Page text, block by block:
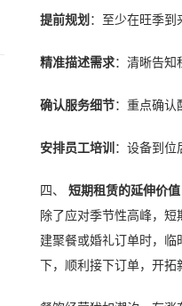
提前规划：至少在旺季
精准描述需求：清晰告知
确认服务细节：重点确认
安排员工培训：设备到位
四、 短期租赁的延伸价
除了应对季节性高峰，
建聚餐或婚礼订单时，临
下，顺利接下订单，开拓